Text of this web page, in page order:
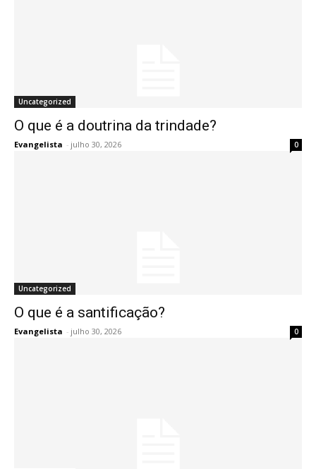
Uncategorized
O que é a doutrina da trindade?
Evangelista - julho 30, 2026 0
Uncategorized
O que é a santificação?
Evangelista - julho 30, 2026 0